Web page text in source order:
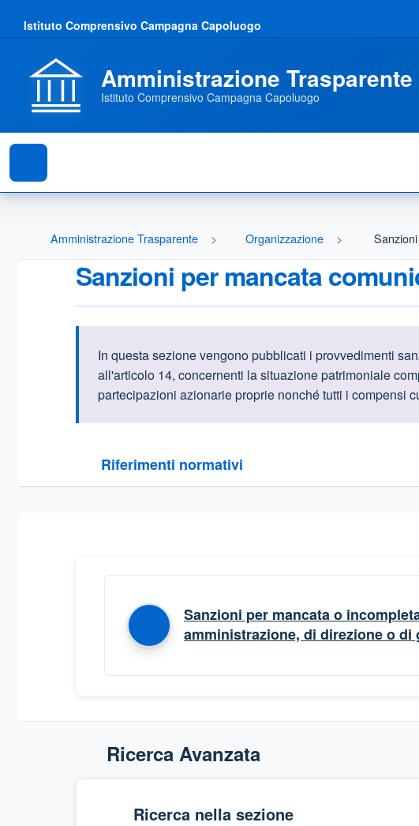
Istituto Comprensivo Campagna Capoluogo
Amministrazione Trasparente
Istituto Comprensivo Campagna Capoluogo
Amministrazione Trasparente Organizzazione
Sanzioni per mancata
Informazioni
In questa sezione vengono pubblicati i provvedimenti
all'articolo 14, concernenti la situazione patrimoniale
partecipazioni azionarie proprie nonché tutti i compensi
Riferimenti normativi
Sezione compressa
Sanzioni per mancata o
amministrazione, di direzione o di
Ricerca Avanzata
Ricerca nella sezione